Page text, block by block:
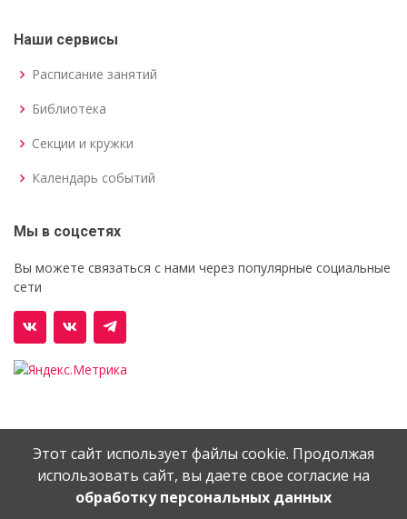
Наши сервисы
Расписание занятий
Библиотека
Секции и кружки
Календарь событий
Мы в соцсетях
Вы можете связаться с нами через популярные социальные
сети
© Орехово-Зуевский железнодорожный техникум им.
В.И.Бондаренко
Сайт создан вEV-DV.RU
Этот сайт использует файлы cookie. Продолжая
использовать сайт, вы даете свое согласие на
обработку персональных данных